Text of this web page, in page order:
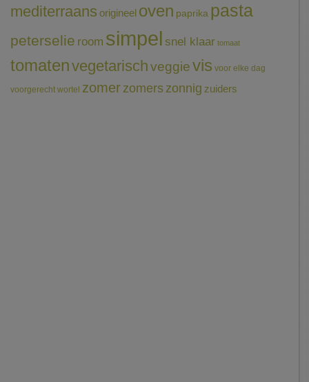
mediterraans origineel oven paprika pasta
peterselie room simpel snel klaar tomaat
tomatenvegetarischveggievis voor elke dag
voorgerecht wortel zomerzomerszonnig zuiders